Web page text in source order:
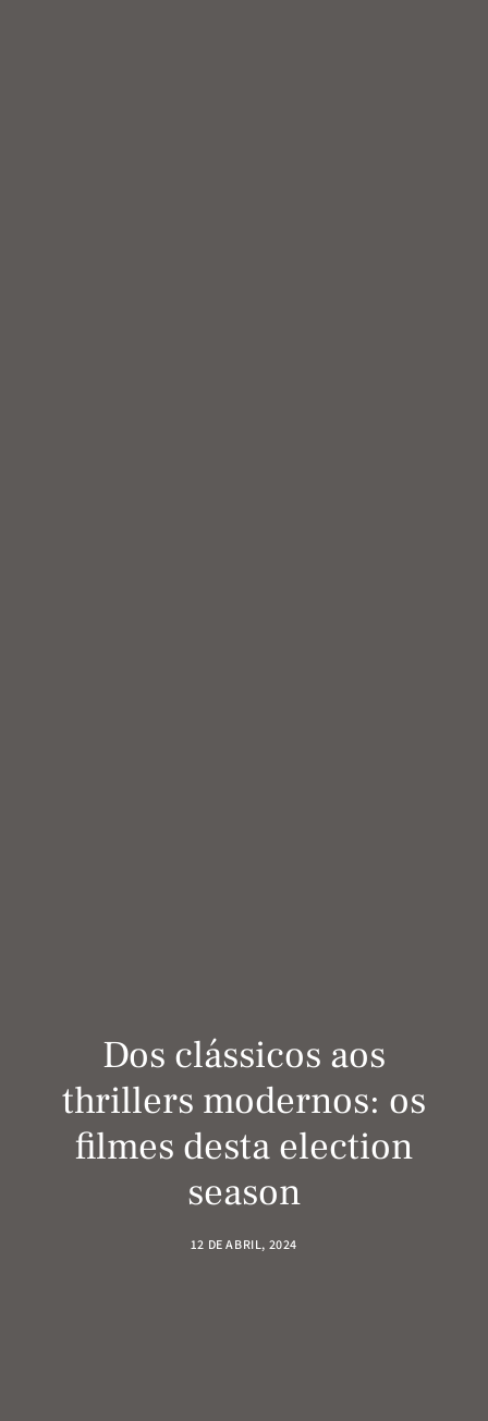
Dos clássicos aos
thrillers modernos: os
filmes desta election
season
12 DE ABRIL, 2024